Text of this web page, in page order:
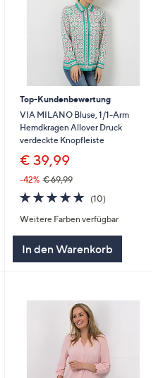
Top-Kundenbewertung
VIA MILANO Bluse, 1/1-Arm
Hemdkragen Allover Druck
verdeckte Knopfleiste
€ 39,99
-42% € 69,99
4.7
von
5
(10)10
Weitere Farben verfügbar
In den Warenkorb